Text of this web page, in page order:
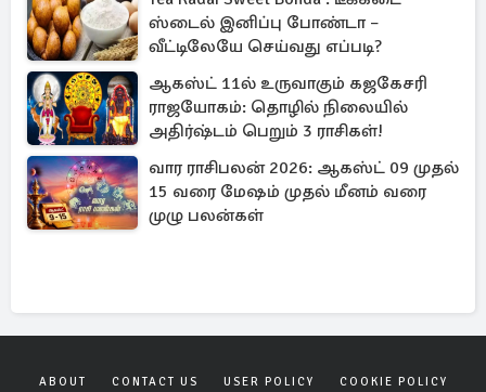
ஸ்டைல் இனிப்பு போண்டா –
வீட்டிலேயே செய்வது எப்படி?
ஆகஸ்ட் 11ல் உருவாகும் கஜகேசரி
ராஜயோகம்: தொழில் நிலையில்
அதிர்ஷ்டம் பெறும் 3 ராசிகள்!
வார ராசிபலன் 2026: ஆகஸ்ட் 09 முதல்
15 வரை மேஷம் முதல் மீனம் வரை
முழு பலன்கள்
ABOUT CONTACT US USER POLICY COOKIE POLICY